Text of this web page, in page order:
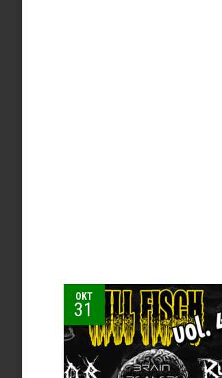
OKT
31